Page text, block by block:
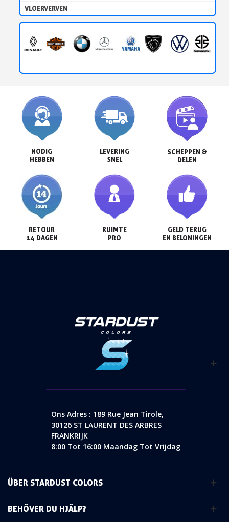
VLOERVERVEN
NODIG
HEBBEN
LEVERING
SNEL
SCHEPPEN &
DELEN
RETOUR
14 DAGEN
RUIMTE
PRO
GELD TERUG
EN BELONINGEN
Ons Adres : 189 Rue Jean Tirole,
30126 ST LAURENT DES ARBRES
FRANKRIJK
8:00 Tot 16:00 Maandag Tot Vrijdag
ÜBER STARDUST COLORS
BEHÖVER DU HJÄLP?